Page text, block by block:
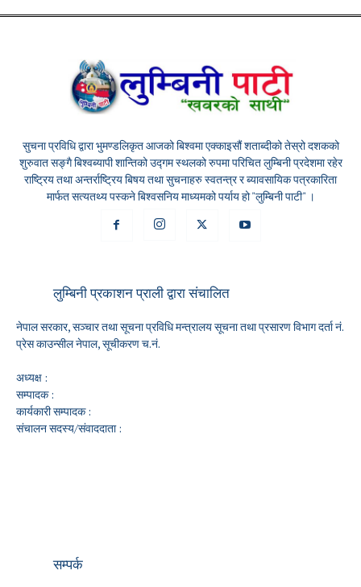
सुचना प्रविधि द्वारा भुमण्डलिकृत आजको बिश्वमा एक्काइसौं शताब्दीको तेस्रो दशकको
शुरुवात सङ्गै बिश्वब्यापी शान्तिको उद्गम स्थलको रुपमा परिचित लुम्बिनी प्रदेशमा रहेर
राष्ट्रिय तथा अन्तर्राष्ट्रिय बिषय तथा सुचनाहरु स्वतन्त्र र ब्यावसायिक पत्रकारिता
मार्फत सत्यतथ्य पस्कने बिश्वसनिय माध्यमको पर्याय हो "लुम्बिनी पाटी" ।
लुम्बिनी प्रकाशन प्राली द्वारा संचालित
नेपाल सरकार, सञ्चार तथा सूचना प्रविधि मन्त्रालय सूचना तथा प्रसारण विभाग दर्ता नं.
प्रेस काउन्सील नेपाल, सूचीकरण च.नं.
अध्यक्ष :
सम्पादक :
कार्यकारी सम्पादक :
संचालन सदस्य/संवाददाता :
सम्पर्क